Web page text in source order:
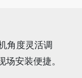
角度灵活调
场安装便捷。